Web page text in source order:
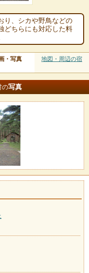
り、シカや野鳥などの
どちらにも対応した料
・写真 地図・周辺の宿
の写真